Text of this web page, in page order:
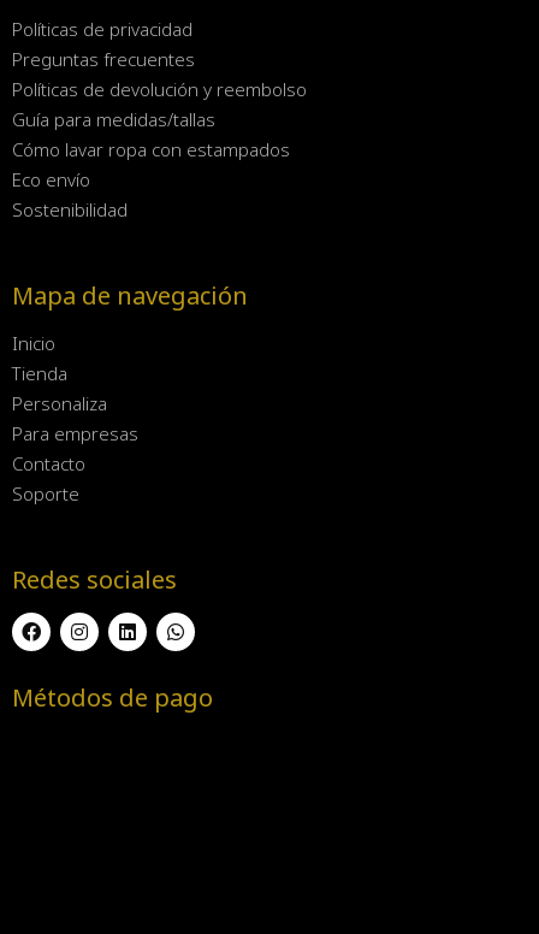
Políticas de privacidad
Preguntas frecuentes
Políticas de devolución y reembolso
Guía para medidas/tallas
Cómo lavar ropa con estampados
Eco envío
Sostenibilidad
Mapa de navegación
Inicio
Tienda
Personaliza
Para empresas
Contacto
Soporte
Redes sociales
Métodos de pago